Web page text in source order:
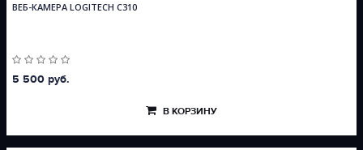
ВЕБ-КАМЕРА LOGITECH C310
5 500 руб.
В КОРЗИНУ